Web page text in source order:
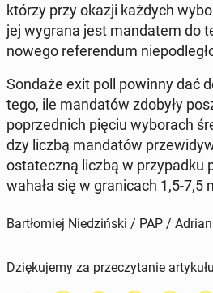
którzy przy okazji każdych
jej wygrana jest man­da­tem do
nowego re­fe­ren­dum
Sondaże exit poll powinny dać
tego, ile man­da­tów zdobyły
po­przed­nich pięciu wy­bo­rach
dzy liczbą man­da­tów
osta­tecz­ną liczbą w przy­pad­ku
wahała się w gra­ni­cach 1,5-7,5
Bartłomiej Niedziński / PAP /
Dziękujemy za przeczytanie